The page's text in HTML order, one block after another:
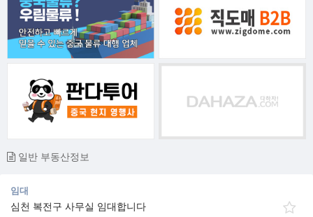
일반 부동산정보
임대
심천 복전구 사무실 임대합니다